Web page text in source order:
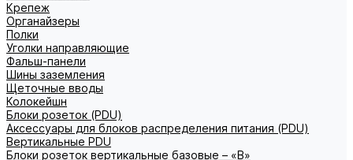
Крепеж
Органайзеры
Полки
Уголки направляющие
Фальш-панели
Шины заземления
Щеточные вводы
Колокейшн
Блоки розеток (PDU)
Аксессуары для блоков распределения питания (PDU)
Вертикальные PDU
Блоки розеток вертикальные базовые – «В»